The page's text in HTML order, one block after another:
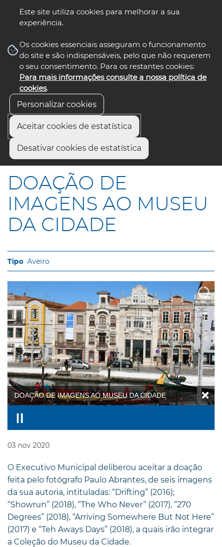
Este site utiliza cookies para melhorar a sua
experiência.
Os cookies essenciais asseguram o funcionamento
do site e são indispensáveis, pelo que não requerem
o seu consentimento. Para os restantes cookies:
Para mais informações consulte a nossa política de
cookies.
Personalizar cookies
Aceitar cookies de estatística
Desativar cookies de estatística
nos select language
Início
DOAÇÃO DE IMAGENS AO MUSEU DA CIDADE
DOAÇÃO DE
IMAGENS AO MUSEU
DA CIDADE
Aveiro
DOAÇÃO DE IMAGENS AO MUSEU DA CIDADE
03 nov 2020
O Executivo Municipal deliberou aceitar a doação
feita pelo fotógrafo Paulo Abrantes, de seis imagens
da sua autoria, intituladas: “Drifting” (2016);
“Showrun” (2018), “The Who Never” (2017), “270
Degrees” (2018), “Arriving Somewhere But Not Here”
(2017) e “Teh Aways Days” (2018), a quais irão integrar
a Coleção do Museu da Cidade.